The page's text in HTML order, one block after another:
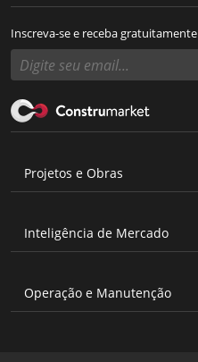
Inscreva-se e receba gratuitamente
Projetos e Obras
Inteligência de Mercado
Operação e Manutenção